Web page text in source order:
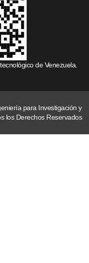
de Venezuela.
para Investigación y
los Derechos Reservados